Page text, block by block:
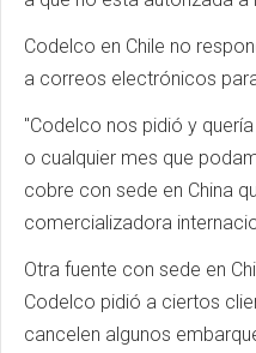
Codelco en Chile no
a correos electrónicos
"Codelco nos pidió y
o cualquier mes que
cobre con sede en China
comercializadora
Otra fuente con sede en
Codelco pidió a ciertos
cancelen algunos